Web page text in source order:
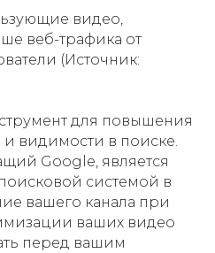
видео,
веб-трафика от
(Источник:
для повышения
видимости в поиске.
Google, является
системой в
вашего канала при
ваших видео
перед вашим